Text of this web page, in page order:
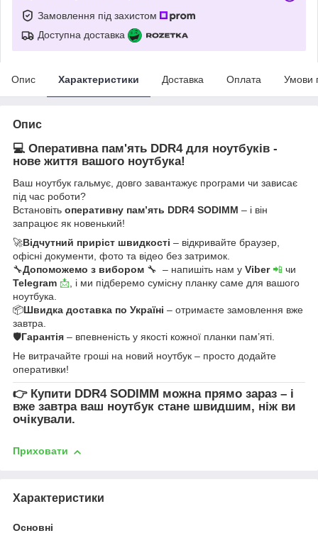
Замовлення під захистом
Доступна доставка
Опис Характеристики Доставка Оплата Умови
Опис
💻 Оперативна пам'ять DDR4 для ноутбуків -
нове життя вашого ноутбука!
Ваш ноутбук гальмує, довго завантажує програми чи зависає
під час роботи?
Встановіть оперативну пам’ять DDR4 SODIMM – і він
запрацює як новенький!
🚀Відчутний приріст швидкості – відкривайте браузер,
офісні документи, фото та відео без затримок.
🔧Допоможемо з вибором 🔧 – напишіть нам у Viber📲 чи
Telegram 📩 , і ми підберемо сумісну планку саме для вашого
ноутбука.
📦Швидка доставка по Україні – отримаєте замовлення вже
завтра.
🛡Гарантія – впевненість у якості кожної планки пам’яті.
Не витрачайте гроші на новий ноутбук – просто додайте
оперативки!
👉 Купити DDR4 SODIMM можна прямо зараз – і
вже завтра ваш ноутбук стане швидшим, ніж ви
очікували.
Приховати
Характеристики
Основні